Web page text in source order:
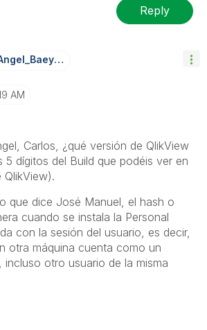
Reply
Eyens
AM
Carlos, ¿qué versión de QlikView
5 dígitos del Build que podéis ver en
QlikView).
que dice José Manuel, el hash o
cuando se instala la Personal
con la sesión del usuario, es decir,
otra máquina cuenta como un
incluso otro usuario de la misma